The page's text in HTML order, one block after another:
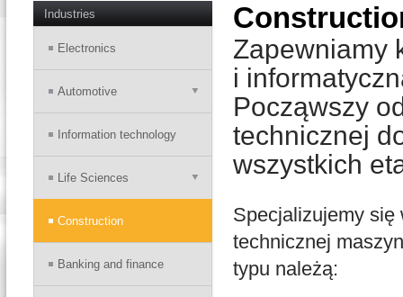
Zapewniamy
i
Począwszy
technicznej
wszystkich
Specjalizujemy się
technicznej
typu należą:
Industries
Electronics
Automotive
Information technology
Life Sciences
Construction
Banking and finance